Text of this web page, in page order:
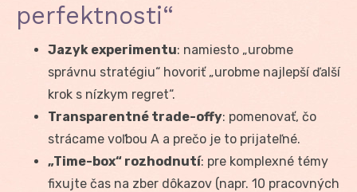
perfektnosti“
Jazyk experimentu: namiesto „urobme
správnu stratégiu“ hovoriť „urobme najlepší ďalší
krok s nízkym regret“.
Transparentné trade-offy: pomenovať, čo
strácame voľbou A a prečo je to prijateľné.
„Time-box“ rozhodnutí: pre komplexné témy
fixujte čas na zber dôkazov (napr. 10 pracovných